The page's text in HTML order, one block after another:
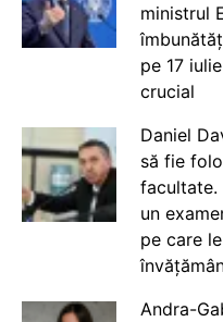
ministrul
pe 17
crucial
Daniel
să fie
facultate.
un
pe care
Andra-